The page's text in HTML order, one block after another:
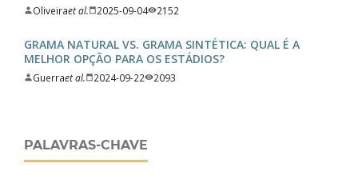
Oliveiraet al. 2025-09-04 2152
GRAMA NATURAL VS. GRAMA SINTÉTICA: QUAL É A
MELHOR OPÇÃO PARA OS ESTÁDIOS?
Guerraet al. 2024-09-22 2093
PALAVRAS-CHAVE